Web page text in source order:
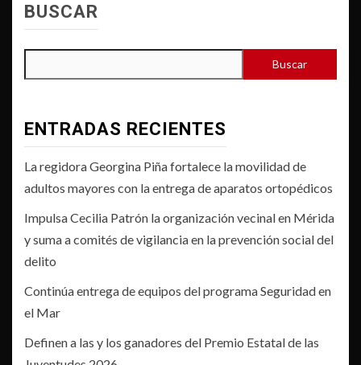
BUSCAR
Buscar
ENTRADAS RECIENTES
La regidora Georgina Piña fortalece la movilidad de
adultos mayores con la entrega de aparatos ortopédicos
Impulsa Cecilia Patrón la organización vecinal en Mérida
y suma a comités de vigilancia en la prevención social del
delito
Continúa entrega de equipos del programa Seguridad en
el Mar
Definen a las y los ganadores del Premio Estatal de las